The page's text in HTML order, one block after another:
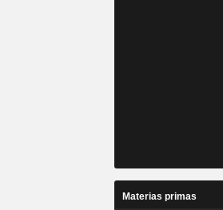
Materias primas